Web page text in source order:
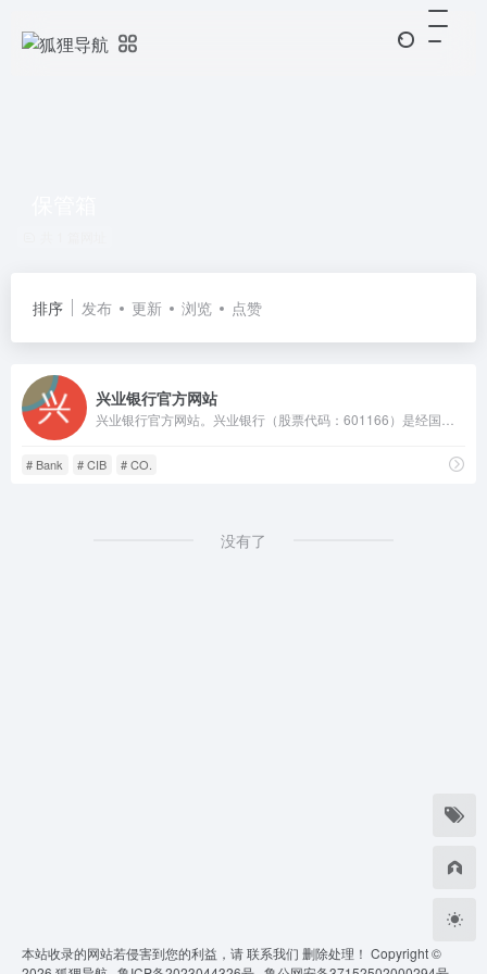
排序 发布 更新 浏览 点赞
兴业银行官方网站
# Bank # CIB # CO.
没有了
本站收录的网站若侵害到您的利益，请联系我们 删除处理！ Copyright ©